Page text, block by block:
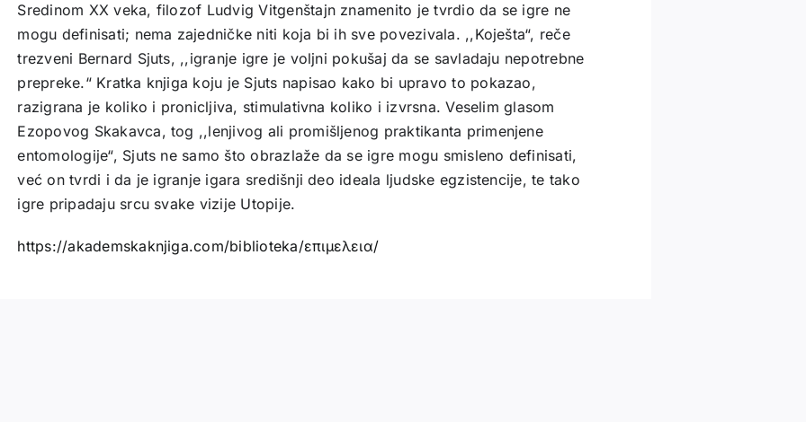
Sredinom XX veka, filozof Ludvig Vitgenštajn znamenito je tvrdio da se igre ne
mogu definisati; nema zajedničke niti koja bi ih sve povezivala. ,,Koješta“, reče
trezveni Bernard Sjuts, ,,igranje igre je voljni pokušaj da se savladaju nepotrebne
prepreke.“ Kratka knjiga koju je Sjuts napisao kako bi upravo to pokazao,
razigrana je koliko i pronicljiva, stimulativna koliko i izvrsna. Veselim glasom
Ezopovog Skakavca, tog ,,lenjivog ali promišljenog praktikanta primenjene
entomologije“, Sjuts ne samo što obrazlaže da se igre mogu smisleno definisati,
već on tvrdi i da je igranje igara središnji deo ideala ljudske egzistencije, te tako
igre pripadaju srcu svake vizije Utopije.
https://akademskaknjiga.com/biblioteka/επιμελεια/